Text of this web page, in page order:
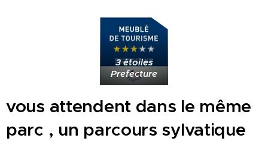
3 étoiles
Prefecture
vous attendent dans le même
parc , un parcours sylvatique